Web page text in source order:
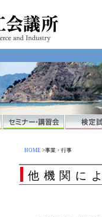
HOME >事業・行事
他機関に